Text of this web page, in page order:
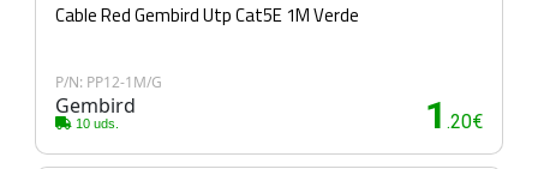
Cable Red Gembird Utp Cat5E 1M Verde
P/N: PP12-1M/G
Gembird
10 uds. 1 .20€